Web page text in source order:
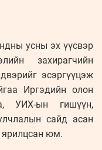
усны эх үүсвэр
захирагчийн
эсэргүүцэж
Иргэдийн олон
УИХ-ын гишүүн,
сайд асан
ярилцсан юм.